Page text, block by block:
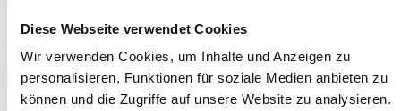
Diese Webseite verwendet Cookies
Wir verwenden Cookies, um Inhalte und Anzeigen zu
personalisieren, Funktionen für soziale Medien anbieten zu
können und die Zugriffe auf unsere Website zu analysieren.
Minimum
Maximum
cm
Largeur